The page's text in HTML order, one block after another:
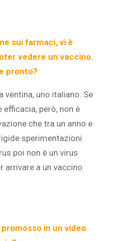
sui farmaci, vi è
vedere un vaccino.
pronto?
ventina, uno italiano. Se
però, non è
che tra un anno e
sperimentazioni
poi non è un virus
arrivare a un vaccino
in un video